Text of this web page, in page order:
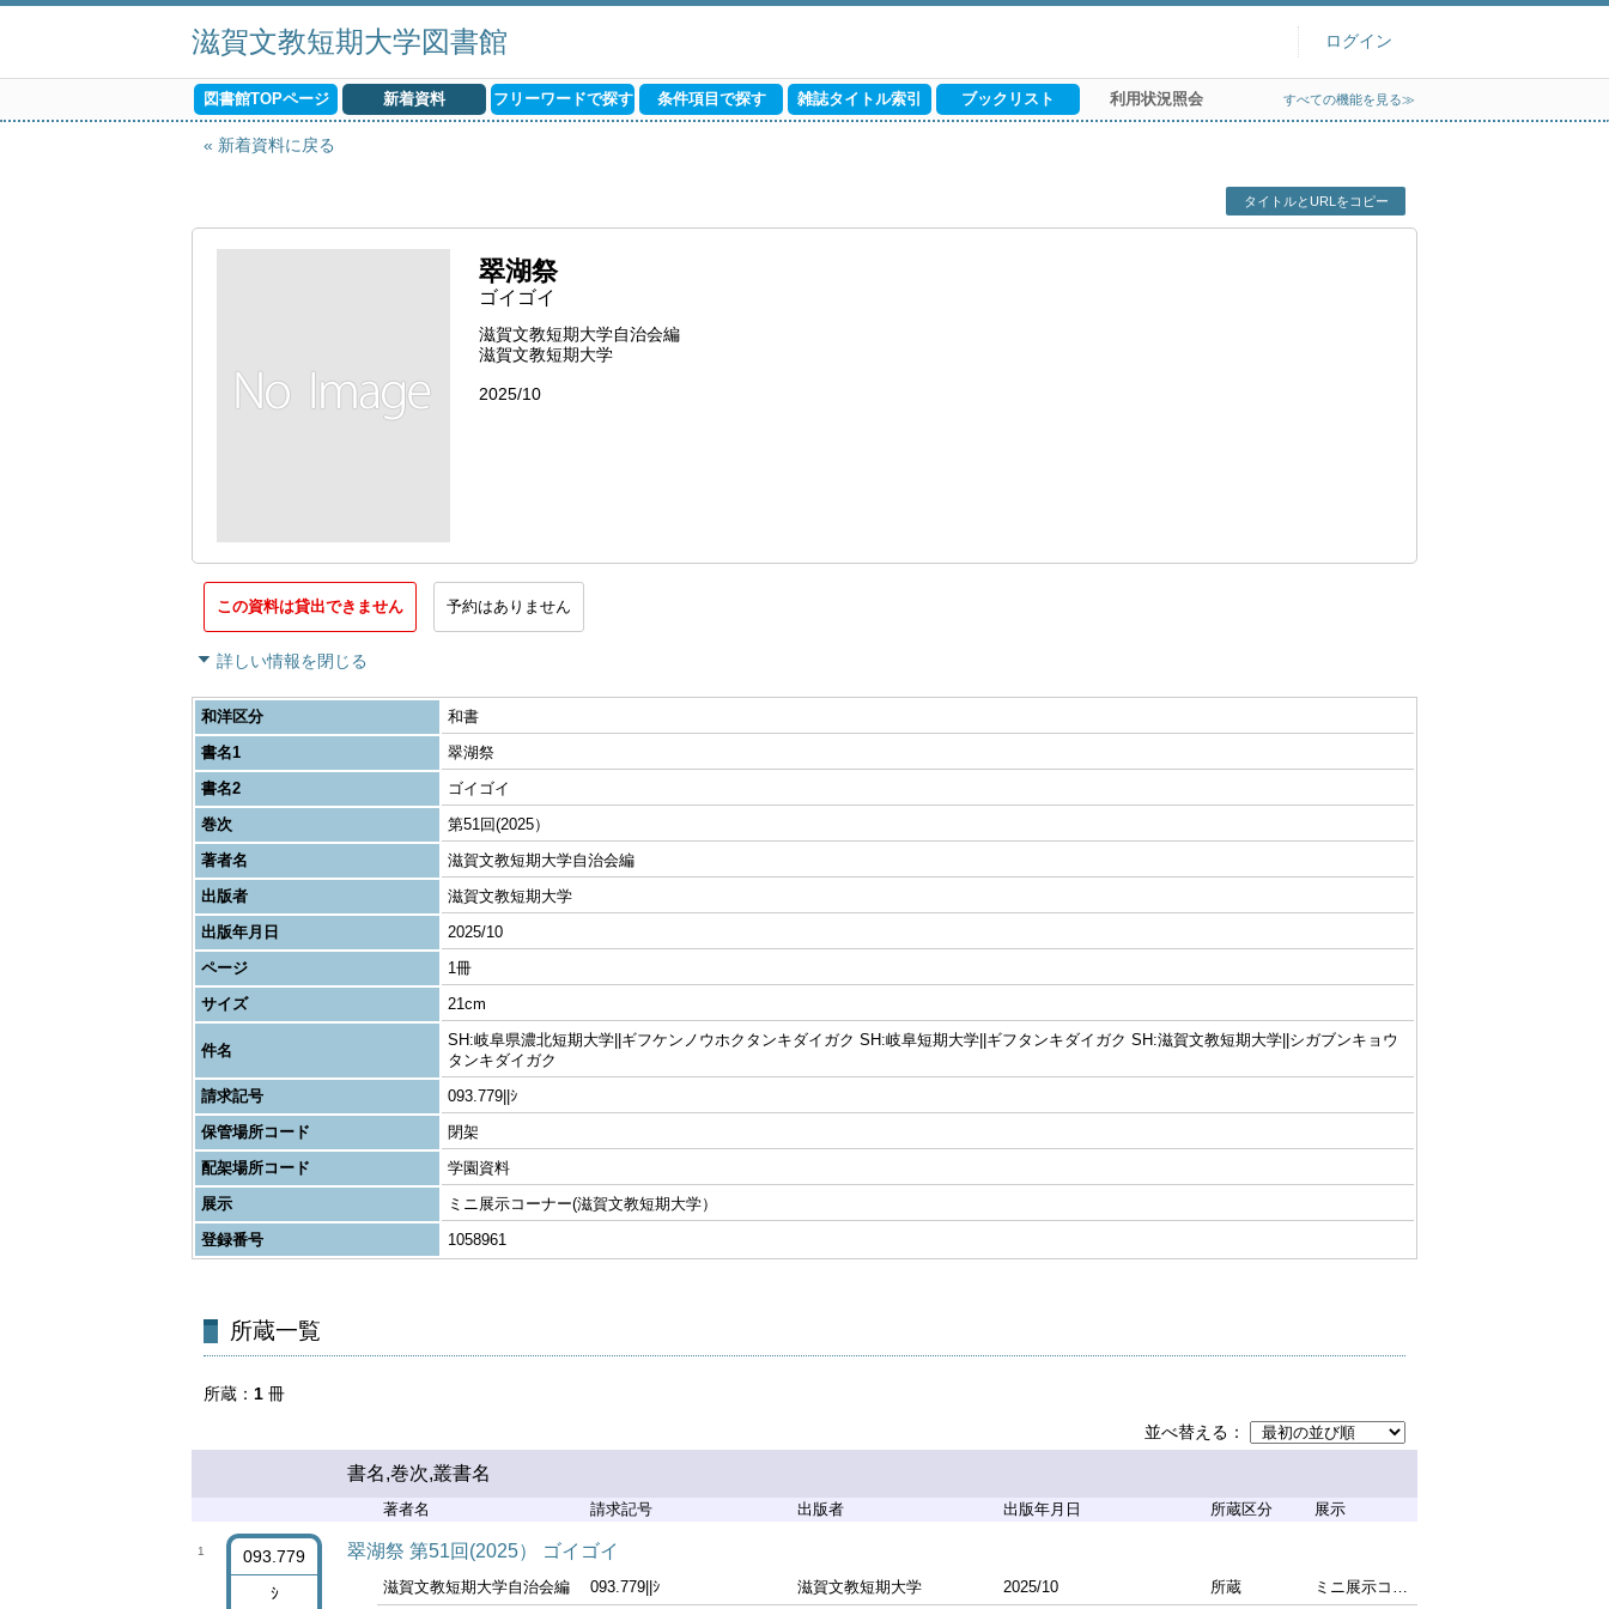
滋賀文教短期大学図書館 ログイン
図書館TOPページ 新着資料 フリーワードで探す 条件項目で探す 雑誌タイトル索引 ブックリスト 利用状況照会 すべての機能を見る≫
新着資料に戻る
タイトルとURLをコピー
翠湖祭
ゴイゴイ
滋賀文教短期大学自治会編
滋賀文教短期大学
2025/10
この資料は貸出できません 予約はありません
詳しい情報を閉じる
和洋区分
和書
書名1
翠湖祭
書名2
ゴイゴイ
巻次
第51回(2025）
著者名
滋賀文教短期大学自治会編
出版者
滋賀文教短期大学
出版年月日
2025/10
ページ
1冊
サイズ
21cm
件名
SH:岐阜県濃北短期大学||ギフケンノウホクタンキダイガク SH:岐阜短期大学||ギフタンキダイガク SH:滋賀文教短期大学||シガブンキョウ
タンキダイガク
請求記号
093.779||ｼ
保管場所コード
閉架
配架場所コード
学園資料
展示
ミニ展示コーナー(滋賀文教短期大学）
登録番号
1058961
所蔵一覧
所蔵 1 冊
並べ替える
書名,巻次,叢書名
著者名 請求記号 出版者 出版年月日 所蔵区分 展示
1
093.779
ｼ
翠湖祭 第51回(2025） ゴイゴイ
滋賀文教短期大学自治会編 093.779||ｼ 滋賀文教短期大学 2025/10 所蔵 ミニ展示コーナー(滋賀文教短期大学）